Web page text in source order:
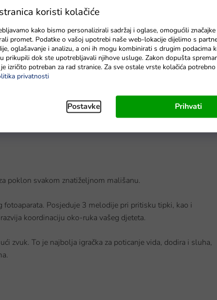
koristi kolačiće
kako bismo personalizirali sadržaj i oglase, omogućili
promet. Podatke o vašoj upotrebi naše web-lokacije dijelimo s
oglašavanje i analizu, a oni ih mogu kombinirati s drugim podacima
prikupili dok ste upotrebljavali njihove usluge. Zakon dopušta
izričito potreban za rad stranice. Za sve ostale vrste kolačića
privatnosti
Postavke Prihvati
R6 typ AA 4 ks
Kasica za novčiće pas s
Na zalihi - dostava do 6 dana
poklon svakom znatiželjnom mališanu.
fotoaparata. Posjeduje 3 melodije pri pritisku tipki, kao i
koordinaciju oko-ruka vašeg djeteta.
zvuk. To je najbolja igračka za poticanje vida, dodira i sluha,